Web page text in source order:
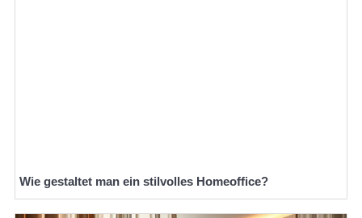
Wie gestaltet man ein stilvolles Homeoffice?